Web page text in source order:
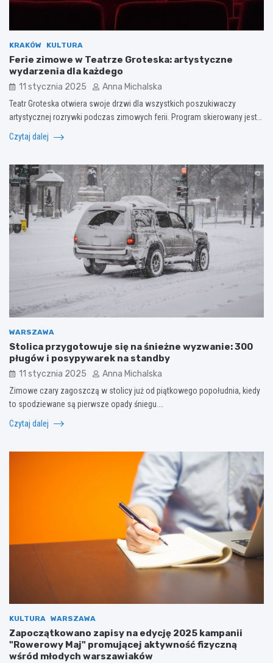
KRAKÓW KULTURA
Ferie zimowe w Teatrze Groteska: artystyczne
wydarzenia dla każdego
11 stycznia 2025 Anna Michalska
Teatr Groteska otwiera swoje drzwi dla wszystkich poszukiwaczy
artystycznej rozrywki podczas zimowych ferii. Program skierowany jest…
Czytaj dalej
WARSZAWA
Stolica przygotowuje się na śnieżne wyzwanie: 300
pługów i posypywarek na standby
11 stycznia 2025 Anna Michalska
Zimowe czary zagoszczą w stolicy już od piątkowego popołudnia, kiedy
to spodziewane są pierwsze opady śniegu.…
Czytaj dalej
KULTURA WARSZAWA
Zapoczątkowano zapisy na edycję 2025 kampanii
"Rowerowy Maj" promującej aktywność fizyczną
wśród młodych warszawiaków